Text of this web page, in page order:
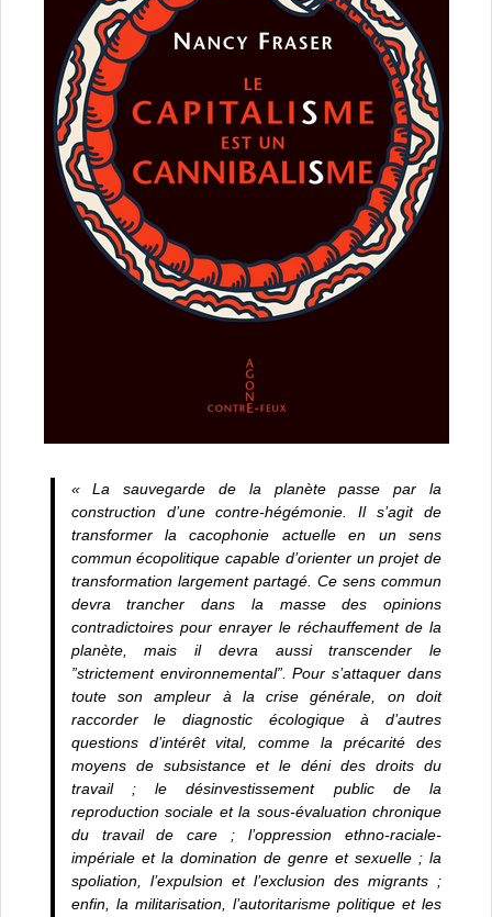
« La sauvegarde de la planète passe par la
construction d’une contre-hégémonie. Il s’agit de
transformer la cacophonie actuelle en un sens
commun écopolitique capable d’orienter un projet de
transformation largement partagé. Ce sens commun
devra trancher dans la masse des opinions
contradictoires pour enrayer le réchauffement de la
planète, mais il devra aussi transcender le
”strictement environnemental”. Pour s’attaquer dans
toute son ampleur à la crise générale, on doit
raccorder le diagnostic écologique à d’autres
questions d’intérêt vital, comme la précarité des
moyens de subsistance et le déni des droits du
travail ; le désinvestissement public de la
reproduction sociale et la sous-évaluation chronique
du travail de care ; l’oppression ethno-raciale-
impériale et la domination de genre et sexuelle ; la
spoliation, l’expulsion et l’exclusion des migrants ;
enfin, la militarisation, l’autoritarisme politique et les